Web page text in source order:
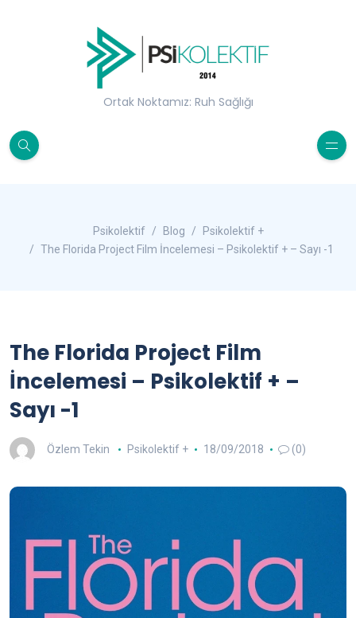
Ortak Noktamız: Ruh Sağlığı
Psikolektif Blog
Psikolektif +
The Florida Project Film İncelemesi – Psikolektif + – Sayı -1
The Florida Project Film
İncelemesi – Psikolektif + –
Sayı -1
Özlem Tekin Psikolektif + 18/09/2018 (0)